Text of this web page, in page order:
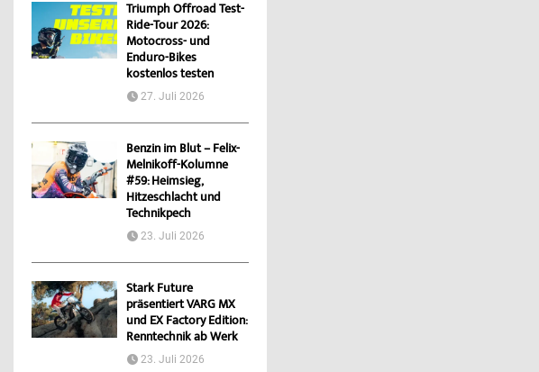
Triumph Offroad Test-
Ride-Tour 2026:
Motocross- und
Enduro-Bikes
kostenlos testen
27. Juli 2026
Benzin im Blut – Felix-
Melnikoff-Kolumne
#59: Heimsieg,
Hitzeschlacht und
Technikpech
23. Juli 2026
Stark Future
präsentiert VARG MX
und EX Factory Edition:
Renntechnik ab Werk
23. Juli 2026